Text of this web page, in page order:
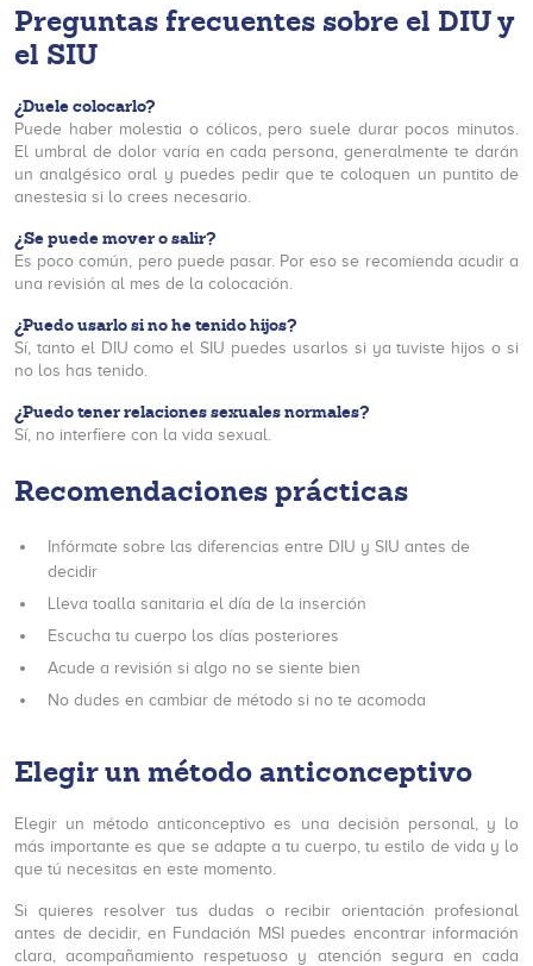
Preguntas frecuentes sobre el DIU y
el SIU
¿Duele colocarlo?
Puede haber molestia o cólicos, pero suele durar pocos minutos.
El umbral de dolor varía en cada persona, generalmente te darán
un analgésico oral y puedes pedir que te coloquen un puntito de
anestesia si lo crees necesario.
¿Se puede mover o salir?
Es poco común, pero puede pasar. Por eso se recomienda acudir a
una revisión al mes de la colocación.
¿Puedo usarlo si no he tenido hijos?
Sí, tanto el DIU como el SIU puedes usarlos si ya tuviste hijos o si
no los has tenido.
¿Puedo tener relaciones sexuales normales?
Sí, no interfiere con la vida sexual.
Recomendaciones prácticas
Infórmate sobre las diferencias entre DIU y SIU antes de
decidir
Lleva toalla sanitaria el día de la inserción
Escucha tu cuerpo los días posteriores
Acude a revisión si algo no se siente bien
No dudes en cambiar de método si no te acomoda
Elegir un método anticonceptivo
Elegir un método anticonceptivo es una decisión personal, y lo
más importante es que se adapte a tu cuerpo, tu estilo de vida y lo
que tú necesitas en este momento.
Si quieres resolver tus dudas o recibir orientación profesional
antes de decidir, en Fundación MSI puedes encontrar información
clara, acompañamiento respetuoso y atención segura en cada